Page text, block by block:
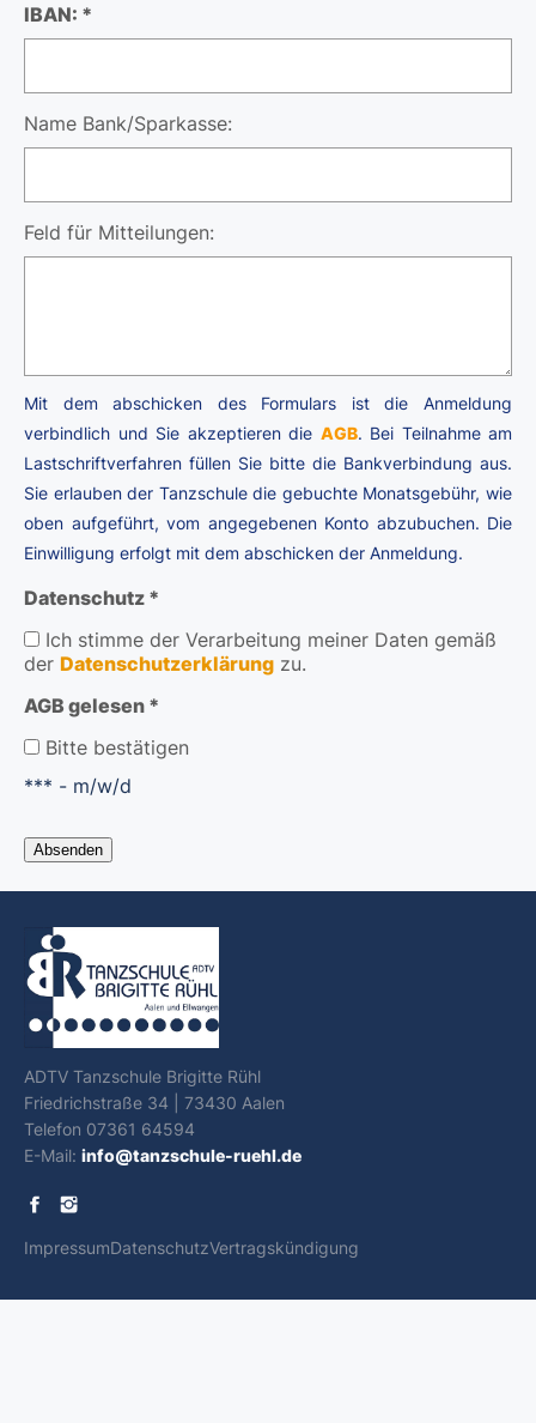
IBAN: *
Name Bank/Sparkasse:
Feld für Mitteilungen:
Mit dem abschicken des Formulars ist die Anmeldung
verbindlich und Sie akzeptieren die AGB. Bei Teilnahme am
Lastschriftverfahren füllen Sie bitte die Bankverbindung aus.
Sie erlauben der Tanzschule die gebuchte Monatsgebühr, wie
oben aufgeführt, vom angegebenen Konto abzubuchen. Die
Einwilligung erfolgt mit dem abschicken der Anmeldung.
Datenschutz *
Ich stimme der Verarbeitung meiner Daten gemäß
der Datenschutzerklärung zu.
AGB gelesen *
Bitte bestätigen
*** - m/w/d
ADTV Tanzschule Brigitte Rühl
Friedrichstraße 34 | 73430 Aalen
Telefon 07361 64594
E-Mail: info@tanzschule-ruehl.de
ImpressumDatenschutzVertragskündigung